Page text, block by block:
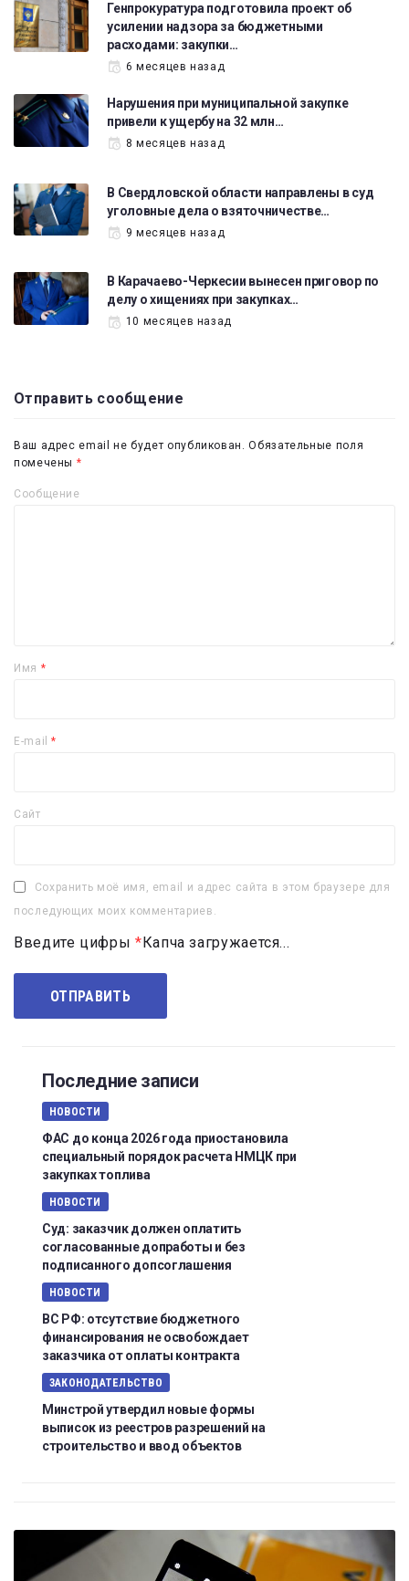
Генпрокуратура подготовила проект об
усилении надзора за бюджетными
расходами: закупки…
6 месяцев назад
Нарушения при муниципальной закупке
привели к ущербу на 32 млн…
8 месяцев назад
В Свердловской области направлены в суд
уголовные дела о взяточничестве…
9 месяцев назад
В Карачаево-Черкесии вынесен приговор по
делу о хищениях при закупках…
10 месяцев назад
Отправить сообщение
Ваш адрес email не будет опубликован. Обязательные поля
помечены *
Сообщение
Имя *
E-mail*
Сайт
Сохранить моё имя, email и адрес сайта в этом браузере для
последующих моих комментариев.
Введите цифры * Капча загружается...
Последние записи
НОВОСТИ
ФАС до конца 2026 года приостановила
специальный порядок расчета НМЦК при
закупках топлива
НОВОСТИ
Суд: заказчик должен оплатить
согласованные допработы и без
подписанного допсоглашения
НОВОСТИ
ВС РФ: отсутствие бюджетного
финансирования не освобождает
заказчика от оплаты контракта
ЗАКОНОДАТЕЛЬСТВО
Минстрой утвердил новые формы
выписок из реестров разрешений на
строительство и ввод объектов